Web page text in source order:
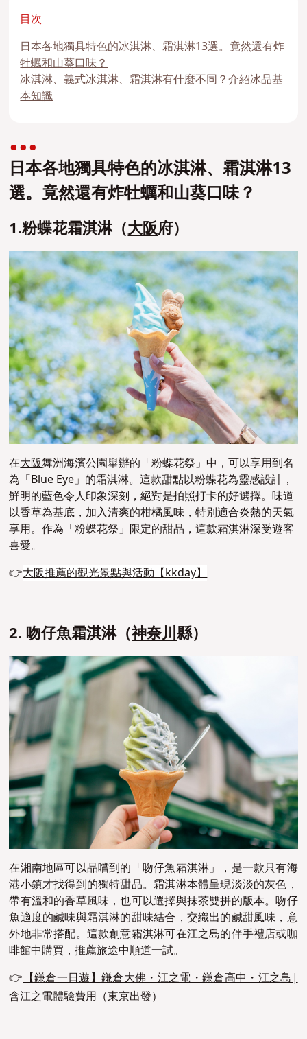
目次
日本各地獨具特色的冰淇淋、霜淇淋13選。竟然還有炸
牡蠣和山葵口味？
冰淇淋、義式冰淇淋、霜淇淋有什麼不同？介紹冰品基
本知識
日本各地獨具特色的冰淇淋、霜淇淋13
選。竟然還有炸牡蠣和山葵口味？
1.粉蝶花霜淇淋（大阪府）
在大阪舞洲海濱公園舉辦的「粉蝶花祭」中，可以享用到名
為「Blue Eye」的霜淇淋。這款甜點以粉蝶花為靈感設計，
鮮明的藍色令人印象深刻，絕對是拍照打卡的好選擇。味道
以香草為基底，加入清爽的柑橘風味，特別適合炎熱的天氣
享用。作為「粉蝶花祭」限定的甜品，這款霜淇淋深受遊客
喜愛。
👉大阪推薦的觀光景點與活動【kkday】
2. 吻仔魚霜淇淋（神奈川縣）
在湘南地區可以品嚐到的「吻仔魚霜淇淋」，是一款只有海
港小鎮才找得到的獨特甜品。霜淇淋本體呈現淡淡的灰色，
帶有溫和的香草風味，也可以選擇與抹茶雙拼的版本。吻仔
魚適度的鹹味與霜淇淋的甜味結合，交織出的鹹甜風味，意
外地非常搭配。這款創意霜淇淋可在江之島的伴手禮店或咖
啡館中購買，推薦旅途中順道一試。
👉 【鎌倉一日遊】鎌倉大佛・江之電・鎌倉高中・江之島|
含江之電體驗費用（東京出發）